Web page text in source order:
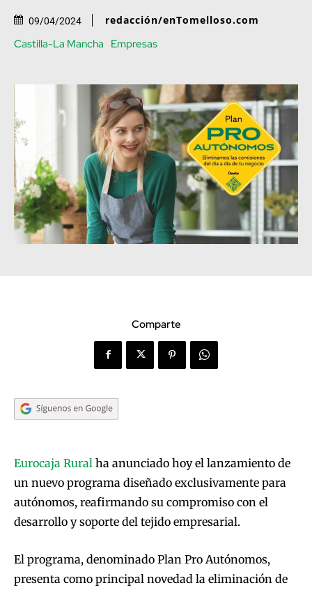
09/04/2024 redacción/enTomelloso.com
Castilla-La Mancha Empresas
Comparte
Eurocaja Rural ha anunciado hoy el lanzamiento de
un nuevo programa diseñado exclusivamente para
autónomos, reafirmando su compromiso con el
desarrollo y soporte del tejido empresarial.
El programa, denominado Plan Pro Autónomos,
presenta como principal novedad la eliminación de